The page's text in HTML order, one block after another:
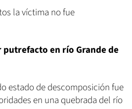
la víctima no fue
putrefacto en río Grande de
estado de descomposición fue
en una quebrada del río